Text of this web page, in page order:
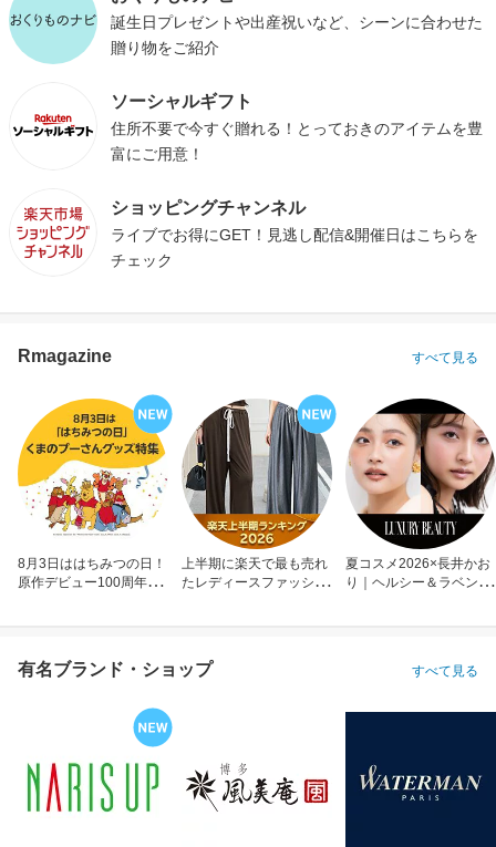
誕生日プレゼントや出産祝いなど、シーンに合わせた
贈り物をご紹介
ソーシャルギフト
住所不要で今すぐ贈れる！とっておきのアイテムを豊
富にご用意！
ショッピングチャンネル
ライブでお得にGET！見逃し配信&開催日はこちらを
チェック
Rmagazine すべて見る
8月3日ははちみつの日！
原作デビュー100周年も
上半期に楽天で最も売れ
たレディースファッショ
夏コスメ2026×長井かお
り｜ヘルシー＆ラベンダ
有名ブランド・ショップ すべて見る